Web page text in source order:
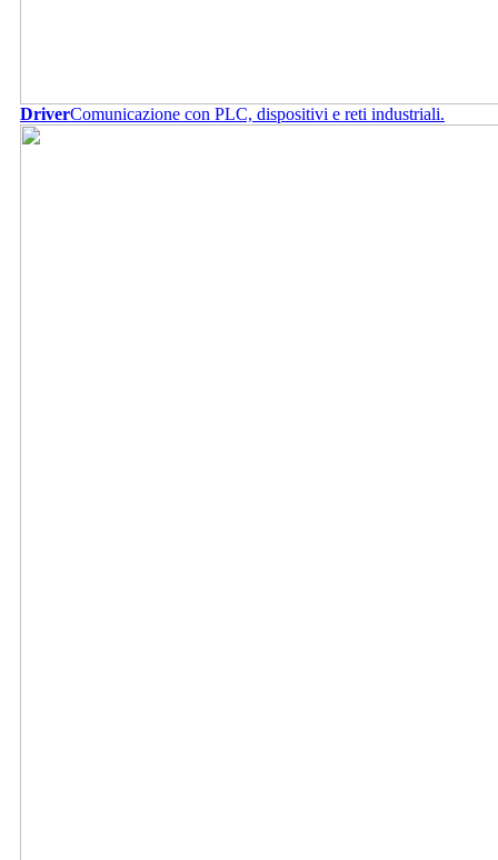
DriverComunicazione con PLC, dispositivi e reti industriali.